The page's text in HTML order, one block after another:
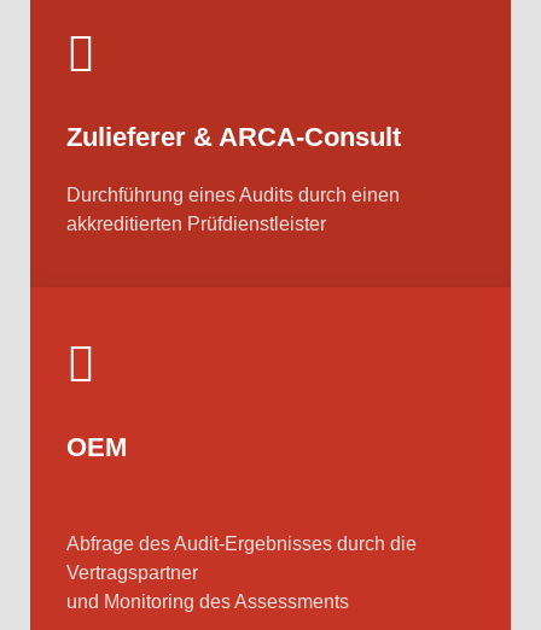
Zulieferer & ARCA-Consult
Durchführung eines Audits durch einen
akkreditierten Prüfdienstleister
OEM
Abfrage des Audit-Ergebnisses durch die
Vertragspartner
und Monitoring des Assessments